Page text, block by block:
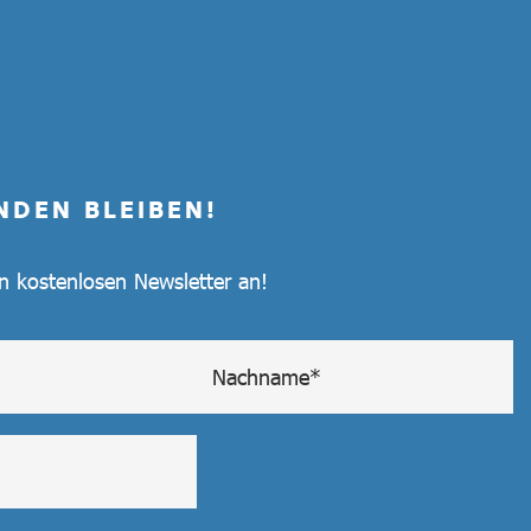
BLEIBEN!
kostenlosen Newsletter an!